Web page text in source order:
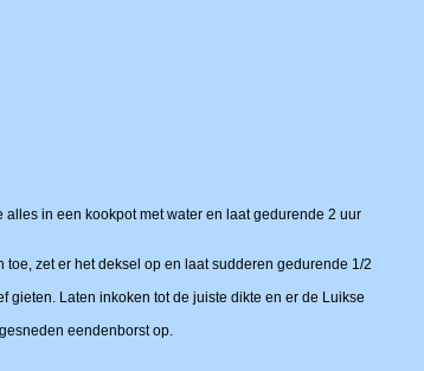
in een kookpot met water en laat gedurende 2 uur
zet er het deksel op en laat sudderen gedurende 1/2
Laten inkoken tot de juiste dikte en er de Luikse
eendenborst op.